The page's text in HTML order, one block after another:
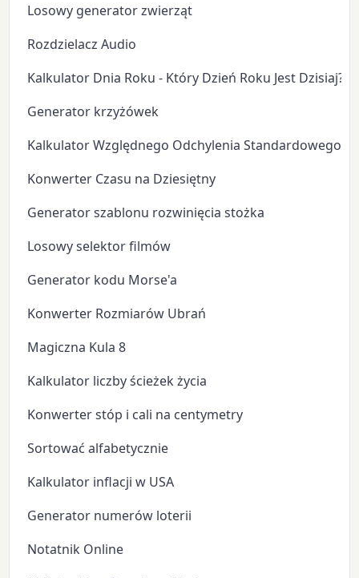
Losowy generator zwierząt
Rozdzielacz Audio
Kalkulator Dnia Roku - Który Dzień Roku Jest Dzisiaj?
Generator krzyżówek
Kalkulator Względnego Odchylenia Standardowego
Konwerter Czasu na Dziesiętny
Generator szablonu rozwinięcia stożka
Losowy selektor filmów
Generator kodu Morse'a
Konwerter Rozmiarów Ubrań
Magiczna Kula 8
Kalkulator liczby ścieżek życia
Konwerter stóp i cali na centymetry
Sortować alfabetycznie
Kalkulator inflacji w USA
Generator numerów loterii
Notatnik Online